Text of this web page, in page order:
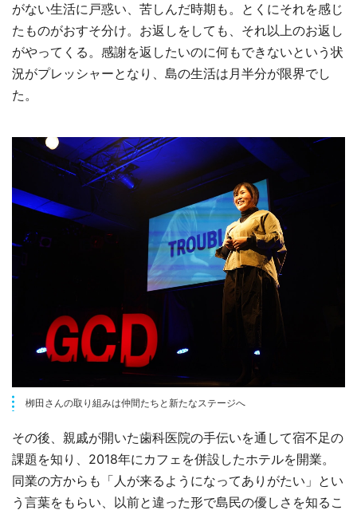
がない生活に戸惑い、苦しんだ時期も。とくにそれを感じ
たものがおすそ分け。お返しをしても、それ以上のお返し
がやってくる。感謝を返したいのに何もできないという状
況がプレッシャーとなり、島の生活は月半分が限界でし
た。
栁田さんの取り組みは仲間たちと新たなステージへ
その後、親戚が開いた歯科医院の手伝いを通して宿不足の
課題を知り、2018年にカフェを併設したホテルを開業。
同業の方からも「人が来るようになってありがたい」とい
う言葉をもらい、以前と違った形で島民の優しさを知るこ